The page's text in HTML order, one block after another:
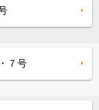
７号